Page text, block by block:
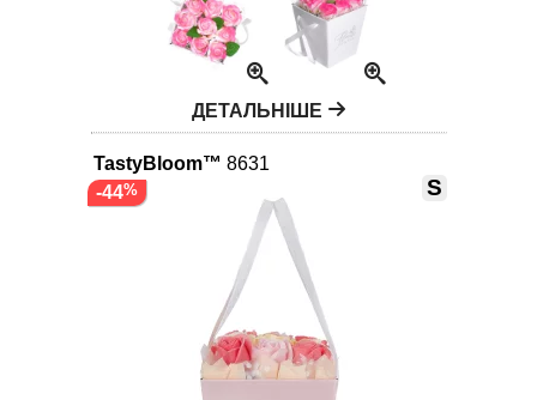
ДЕТАЛЬНІШЕ
TastyBloom™ 8631
S
-44